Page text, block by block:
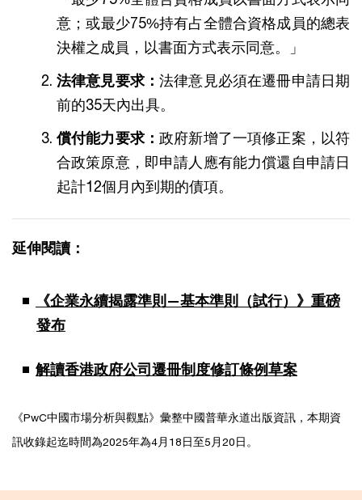
意；或最少75%持有占全體合資格成員的總表
決權之成員，以書面方式表示同意。」
法律意見要求：法律意見必須在遷冊申請日期
前的35天內出具。
償付能力要求：政府新增了一項修正案，以符
合政策原意，即申請人應有能力償還自申請日
起計12個月內到期的債項。
延伸閱讀：
《企業永續揭露準則—基本準則（試行）》重磅
發布
解讀香港政府公司遷冊制度修訂條例草案
《PwC中國市場分析與觀點》彙整中國普華永道出版資訊，本期資
訊收錄起迄時間為2025年為4月18日至5月20日。